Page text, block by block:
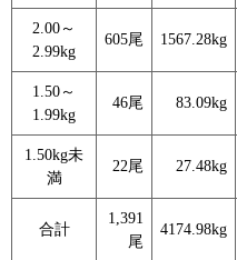
2.00～
2.99kg
605尾 1567.28kg
1.50～
1.99kg
46尾 83.09kg
1.50kg未
満
22尾 27.48kg
合計
1,391
尾
4174.98kg